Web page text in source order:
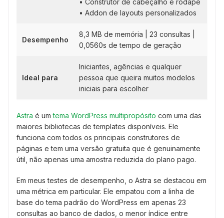
• Addon de layouts personalizados
Desempenho
8,3 MB de memória | 23 consultas |
0,0560s de tempo de geração
Ideal para
Iniciantes, agências e qualquer
pessoa que queira muitos modelos
iniciais para escolher
Astra é umtema WordPress multipropósito com uma das
maiores bibliotecas de templates disponíveis. Ele
funciona com todos os principais construtores de
páginas e tem uma versão gratuita que é genuinamente
útil, não apenas uma amostra reduzida do plano pago.
Em meus testes de desempenho, o Astra se destacou em
uma métrica em particular. Ele empatou com a linha de
base do tema padrão do WordPress em apenas 23
consultas ao banco de dados, o menor índice entre